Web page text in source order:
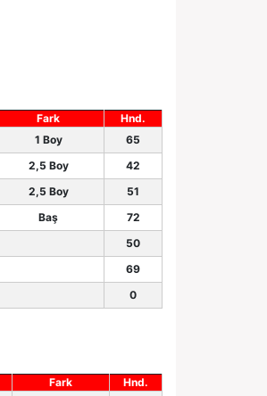
Fark
Hnd.
1 Boy
65
2,5 Boy
42
2,5 Boy
51
Baş
72
50
69
0
Fark
Hnd.